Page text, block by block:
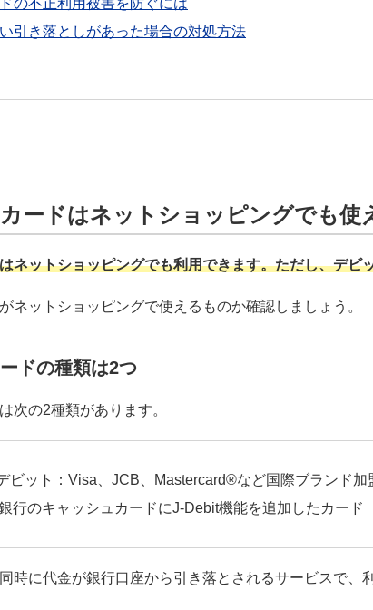
の不正利用被害を防ぐには
引き落としがあった場合の対処方法
ードはネットショッピングでも使
ネットショッピングでも利用できます。ただし、デビ
ネットショッピングで使えるものか確認しましょう。
ドの種類は2つ
次の2種類があります。
ビット：Visa、JCB、Mastercard®など国際ブランド
行のキャッシュカードにJ-Debit機能を追加したカード
時に代金が銀行口座から引き落とされるサービスで